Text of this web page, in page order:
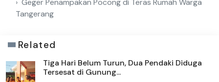
Geger Penampakan Pocong di Teras Rumah Warga
Tangerang
Related
Tiga Hari Belum Turun, Dua Pendaki Diduga
Tersesat di Gunung...